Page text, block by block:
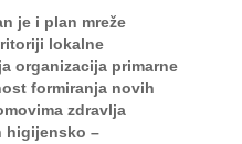
je i plan mreže
lokalne
organizacija primarne
formiranja novih
zdravlja
higijensko –